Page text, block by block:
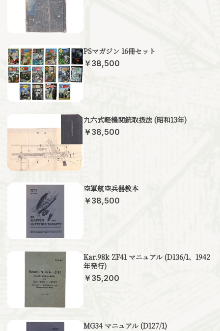
PSマガジン 16冊セット
￥38,500
九六式軽機関銃取扱法 (昭和13年)
￥38,500
空軍航空兵器教本
￥38,500
Kar.98k ZF41 マニュアル (D136/1、1942
年発行)
￥35,200
MG34 マニュアル (D127/1)